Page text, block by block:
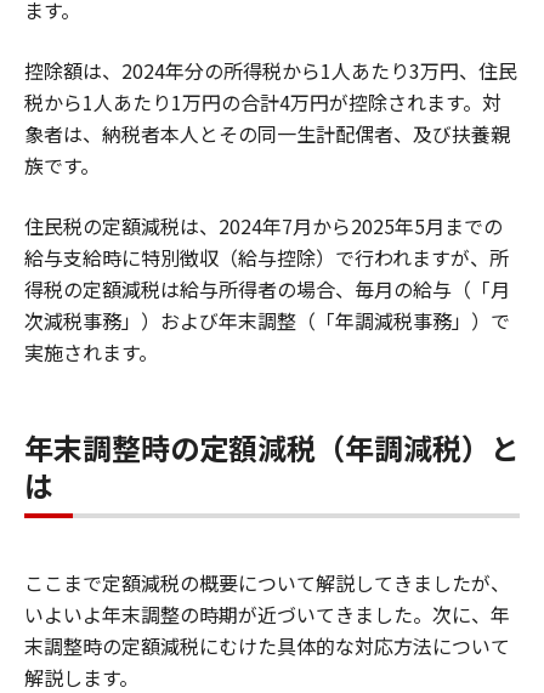
ます。
控除額は、2024年分の所得税から1人あたり3万円、住民
税から1人あたり1万円の合計4万円が控除されます。対
象者は、納税者本人とその同一生計配偶者、及び扶養親
族です。
住民税の定額減税は、2024年7月から2025年5月までの
給与支給時に特別徴収（給与控除）で行われますが、所
得税の定額減税は給与所得者の場合、毎月の給与（「月
次減税事務」）および年末調整（「年調減税事務」）で
実施されます。
年末調整時の定額減税（年調減税）と
は
ここまで定額減税の概要について解説してきましたが、
いよいよ年末調整の時期が近づいてきました。次に、年
末調整時の定額減税にむけた具体的な対応方法について
解説します。